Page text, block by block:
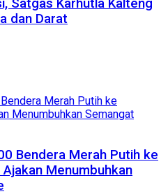
Satgas Karhutla Kalteng
dan Darat
Bendera Merah Putih ke
Menumbuhkan